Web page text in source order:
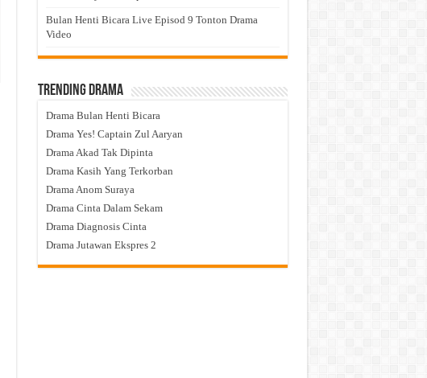
Bulan Henti Bicara Live Episod 9 Tonton Drama
Video
Trending Drama
Drama Bulan Henti Bicara
Drama Yes! Captain Zul Aaryan
Drama Akad Tak Dipinta
Drama Kasih Yang Terkorban
Drama Anom Suraya
Drama Cinta Dalam Sekam
Drama Diagnosis Cinta
Drama Jutawan Ekspres 2